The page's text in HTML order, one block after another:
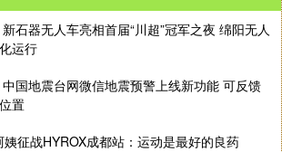
石器无人车亮相首届“川超”冠军之夜 绵阳无人
运行
国地震台网微信地震预警上线新功能 可反馈
置
征战HYROX成都站：运动是最好的良药